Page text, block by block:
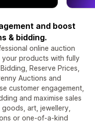
and boost
& bidding.
online auction
your products with fully
Reserve Prices,
Auctions and
customer engagement,
and maximise sales
art, jewellery,
or one-of-a-kind